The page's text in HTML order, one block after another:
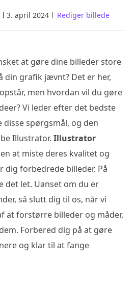
3. april 2024 Rediger billede
at gøre dine billeder store
din grafik jævnt? Det er her,
men hvordan vil du gøre
Vi leder efter det bedste
spørgsmål, og den
Illustrator. Illustrator
at miste deres kvalitet og
dig forbedrede billeder. På
det let. Uanset om du er
så slutt dig til os, når vi
at forstørre billeder og måder,
Forbered dig på at gøre
og klar til at fange